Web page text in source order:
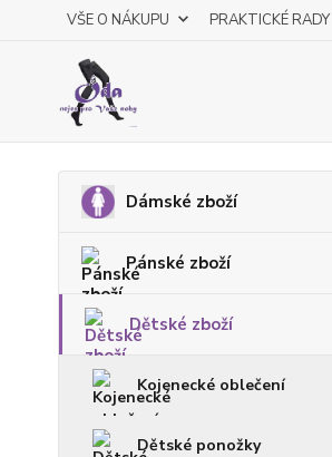
VŠE O NÁKUPU PRAKTICKÉ RADY
Dámské zboží
Pánské zboží
Dětské zboží
Kojenecké oblečení
Dětské ponožky